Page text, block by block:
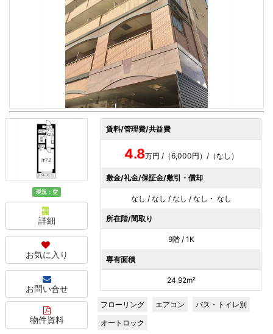
現況：空
詳細
お気に入り
お問い合せ
物件資料
賃料/管理費/共益費
4.8万円 /（6,000円）/（なし）
敷金/礼金/保証金/敷引・償却
なし / なし / なし / なし・ なし
所在階/間取り
9階 / 1K
専有面積
24.92m²
フローリング エアコン
バス・トイレ別
オートロック